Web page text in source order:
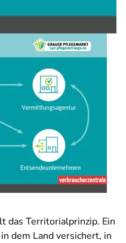
das Territorialprinzip. Ein
dem Land versichert, in